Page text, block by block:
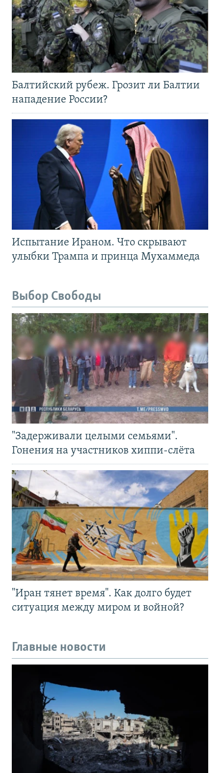
Балтийский рубеж. Грозит ли Балтии
нападение России?
Испытание Ираном. Что скрывают
улыбки Трампа и принца Мухаммеда
Выбор Свободы
"Задерживали целыми семьями".
Гонения на участников хиппи-слёта
"Иран тянет время". Как долго будет
ситуация между миром и войной?
Главные новости